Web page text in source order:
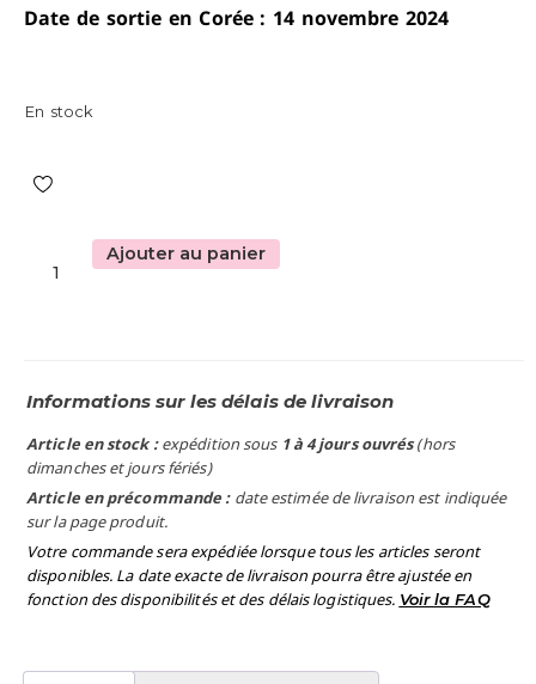
Date de sortie en Corée : 14 novembre 2024
En stock
Ajouter au panier
Informations sur les délais de livraison
Article en stock :expédition sous 1 à 4 jours ouvrés(hors
dimanches et jours fériés)
Article en précommande : date estimée de livraison est indiquée
sur la page produit.
Votre commande sera expédiée lorsque tous les articles seront
disponibles. La date exacte de livraison pourra être ajustée en
fonction des disponibilités et des délais logistiques. Voir la FAQ